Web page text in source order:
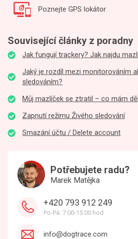
Poznejte GPS lokátor
Související články z poradny
Jak fungují trackery? Jak najdu
Jaký je rozdíl mezi monitorováním
sledováním?
Můj mazlíček se ztratil – co mám
Zapnutí režimu Živého sledování
Smazání účtu / Delete account
Potřebujete radu?
Marek Matějka
+420 793 912 249
Po-Pá: 7:00-15:00 hod
info@dogtrace.com